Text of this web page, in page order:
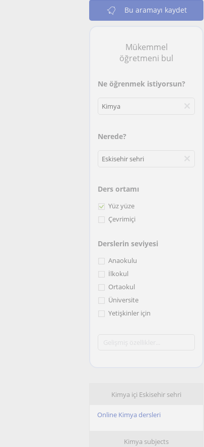
Bu aramayı kaydet
Mükemmel
öğretmeni bul
Ne öğrenmek istiyorsun?
Nerede?
Ders ortamı
Yüz yüze
Çevrimiçi
Derslerin seviyesi
Anaokulu
İlkokul
Ortaokul
Üniversite
Yetişkinler için
Kimya içi Eskisehir sehri
Online Kimya dersleri
Kimya subjects